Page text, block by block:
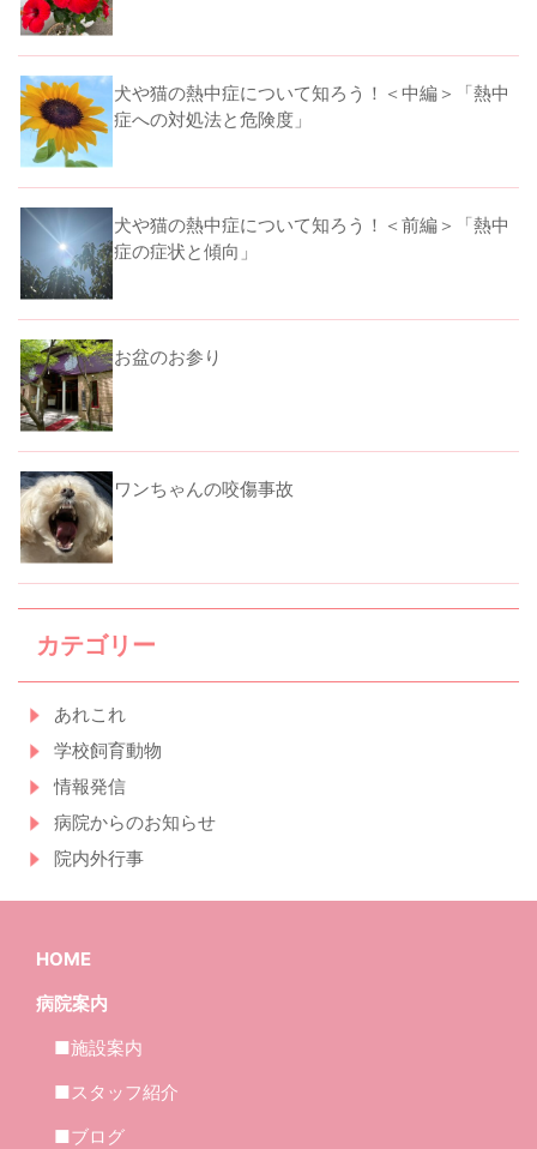
犬や猫の熱中症について知ろう！＜中編＞「熱中
症への対処法と危険度」
犬や猫の熱中症について知ろう！＜前編＞「熱中
症の症状と傾向」
お盆のお参り
ワンちゃんの咬傷事故
カテゴリー
あれこれ
学校飼育動物
情報発信
病院からのお知らせ
院内外行事
HOME
病院案内
■施設案内
■スタッフ紹介
■ブログ